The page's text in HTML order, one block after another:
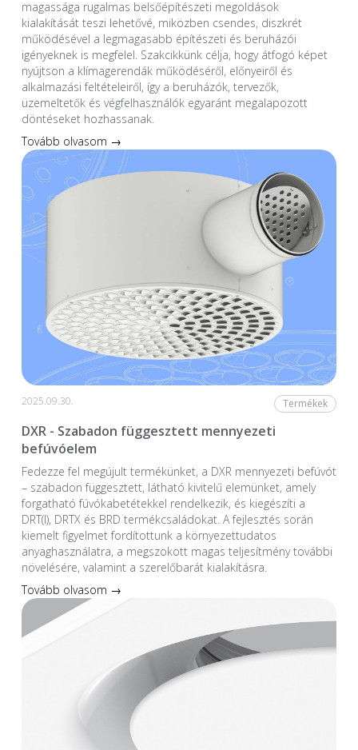
magassága rugalmas belsőépítészeti megoldások
kialakítását teszi lehetővé, miközben csendes, diszkrét
működésével a legmagasabb építészeti és beruházói
igényeknek is megfelel. Szakcikkünk célja, hogy átfogó képet
nyújtson a klímagerendák működéséről, előnyeiről és
alkalmazási feltételeiről, így a beruházók, tervezők,
üzemeltetők és végfelhasználók egyaránt megalapozott
döntéseket hozhassanak.
Tovább olvasom →
2025.09.30. Termékek
DXR - Szabadon függesztett mennyezeti
befúvóelem
Fedezze fel megújult termékünket, a DXR mennyezeti befúvót
– szabadon függesztett, látható kivitelű elemünket, amely
forgatható fúvókabetétekkel rendelkezik, és kiegészíti a
DRT(I), DRTX és BRD termékcsaládokat. A fejlesztés során
kiemelt figyelmet fordítottunk a környezettudatos
anyaghasználatra, a megszokott magas teljesítmény további
növelésére, valamint a szerelőbarát kialakításra.
Tovább olvasom →